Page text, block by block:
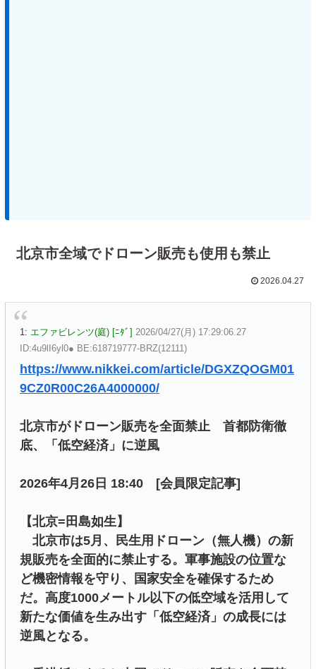
北京市全域でドローン販売も使用も禁止
2026.04.27
1: エファビレンツ(庭) [ﾆﾀﾞ] 2026/04/27(月) 17:29:06.27
ID:4u9lI6yl0● BE:618719777-BRZ(12111)
https://www.nikkei.com/article/DGXZQOGM01
9CZ0R00C26A4000000/
北京市がドローン販売を全面禁止 首都防衛徹
底、「低空経済」に逆風
2026年4月26日 18:40 [会員限定記事]
【北京=田島如生】
北京市は5月、民生用ドローン（無人機）の新
規販売を全面的に禁止する。軍事施設の位置な
ど機密情報を守り、国家安全を確保するため
だ。高度1000メートル以下の低空域を活用して
新たな価値を生み出す「低空経済」の成長には
逆風となる。